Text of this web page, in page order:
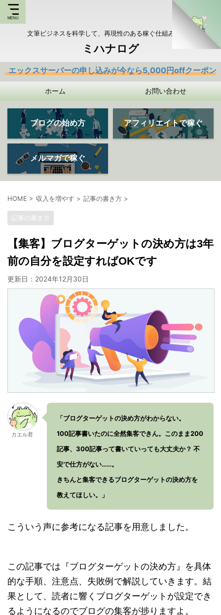
文筆ビジネスを科学して、再現性のある稼ぐ仕組みを持つ
ミハナログ
ーバーの申し込みが今なら5,000円offクーポンあり
ホーム お問い合わせ
ブログの始め方 アフィリエイトで稼ぐ
メルマガで稼ぐ
HOME > 収入を増やす > 記事の書き方 >
記事の書き方
【集客】ブログターゲットの決め方は3年
前の自分を設定すればOKです
更新日： 2024年12月30日
カエル君
「ブログターゲットの決め方がわからない。
100記事書いたのに全然集客できん。このまま200
記事、300記事って書いていっても大丈夫か？ 不
安で仕方がない……。
きちんと集客できるブログターゲットの決め方を
教えてほしい。」
こういう声に参考になる記事を用意しました。
この記事では『ブログターゲットの決め方』を具体
的な手順、注意点、失敗例で解説していきます。結
果として、読者に響くブログターゲットが設定でき
るようになるのでブログの集客が捗りますよ。